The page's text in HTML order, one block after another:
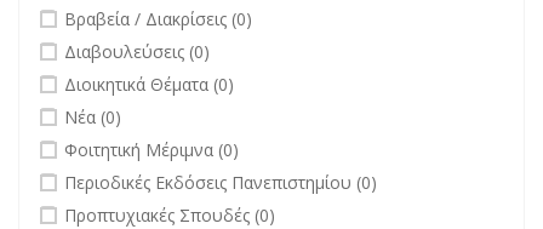
undefined
Βραβεία / Διακρίσεις (0)
undefined
Διαβουλεύσεις (0)
undefined
Διοικητικά Θέματα (0)
undefined
Νέα (0)
undefined
Φοιτητική Μέριμνα (0)
undefined
Περιοδικές Εκδόσεις Πανεπιστημίου (0)
undefined
Προπτυχιακές Σπουδές (0)